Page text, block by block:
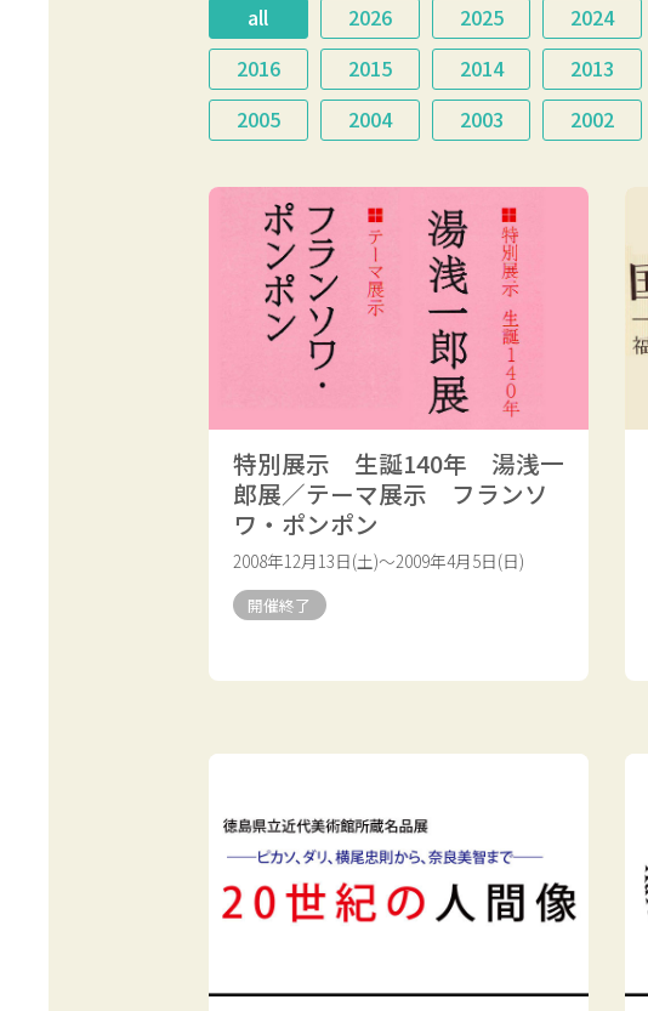
all 2026 2025 2024
2016
2015 2014 2013
2005
2004 2003 2002
特別展示 生誕140年 湯浅一
郎展／テーマ展示 フランソ
ワ・ポンポン
2008年12月13日(土)～2009年4月5日(日)
開催終了